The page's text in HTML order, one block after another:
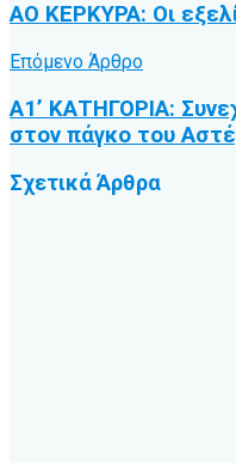
ΑΟ ΚΕΡΚΥΡΑ: Οι
Επόμενο Άρθρο
Α1’ ΚΑΤΗΓΟΡΙΑ:
στον πάγκο του
ΣχετικάΆρθρα